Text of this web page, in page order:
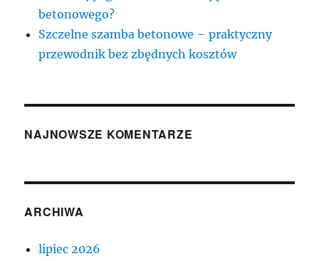
betonowego?
Szczelne szamba betonowe – praktyczny
przewodnik bez zbędnych kosztów
NAJNOWSZE KOMENTARZE
ARCHIWA
lipiec 2026